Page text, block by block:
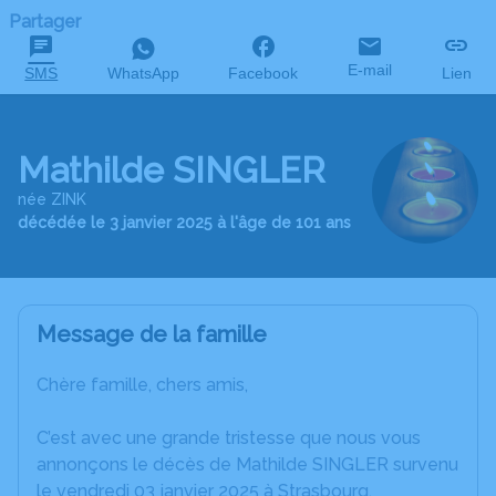
Partager
SMS WhatsApp Facebook E-mail Lien
Mathilde SINGLER
née ZINK
décédée le 3 janvier 2025 à l'âge de 101 ans
Message de la famille
Chère famille, chers amis,
C’est avec une grande tristesse que nous vous
annonçons le décès de Mathilde SINGLER survenu
le vendredi 03 janvier 2025 à Strasbourg.